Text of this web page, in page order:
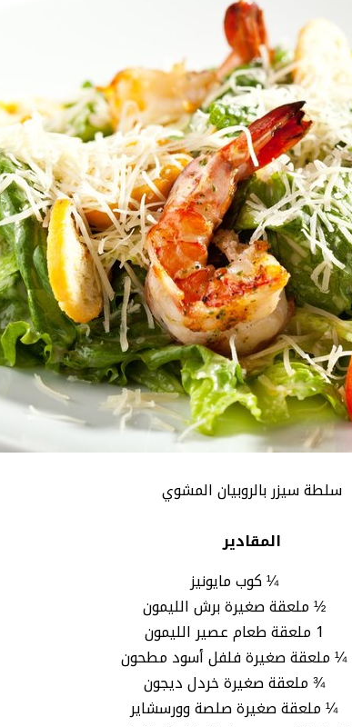
سلطة سيزر بالروبيان المشوي
المقادير
¼ كوب مايونيز
½ ملعقة صغيرة برش الليمون
1 ملعقة طعام عصير الليمون
¼ ملعقة صغيرة فلفل أسود مطحون
¾ ملعقة صغيرة خردل ديجون
¼ ملعقة صغيرة صلصة وورسشاير